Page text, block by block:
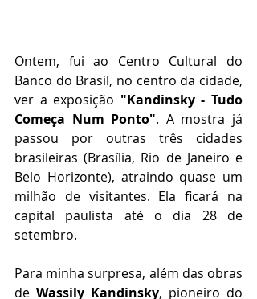
Ontem, fui ao Centro Cultural do
Banco do Brasil, no centro da cidade,
ver a exposição "Kandinsky - Tudo
Começa Num Ponto". A mostra já
passou por outras três cidades
brasileiras (Brasília, Rio de Janeiro e
Belo Horizonte), atraindo quase um
milhão de visitantes. Ela ficará na
capital paulista até o dia 28 de
setembro.
Para minha surpresa, além das obras
de Wassily Kandinsky, pioneiro do